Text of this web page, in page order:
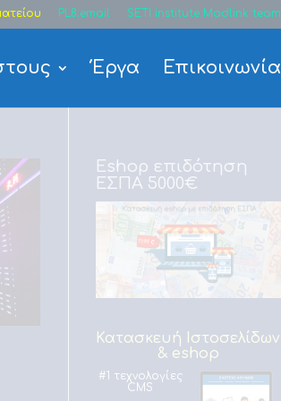
PL8.email SETI institute Madlink team
Έργα Επικοινωνία
Eshop επιδότηση
ΕΣΠΑ 5000€
Κατασκευή Ιστοσελίδων
& eshop
#1 τεχνολογίες
CMS